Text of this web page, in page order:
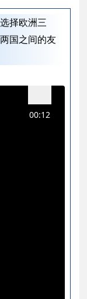
择欧洲三
国之间的友
00:12